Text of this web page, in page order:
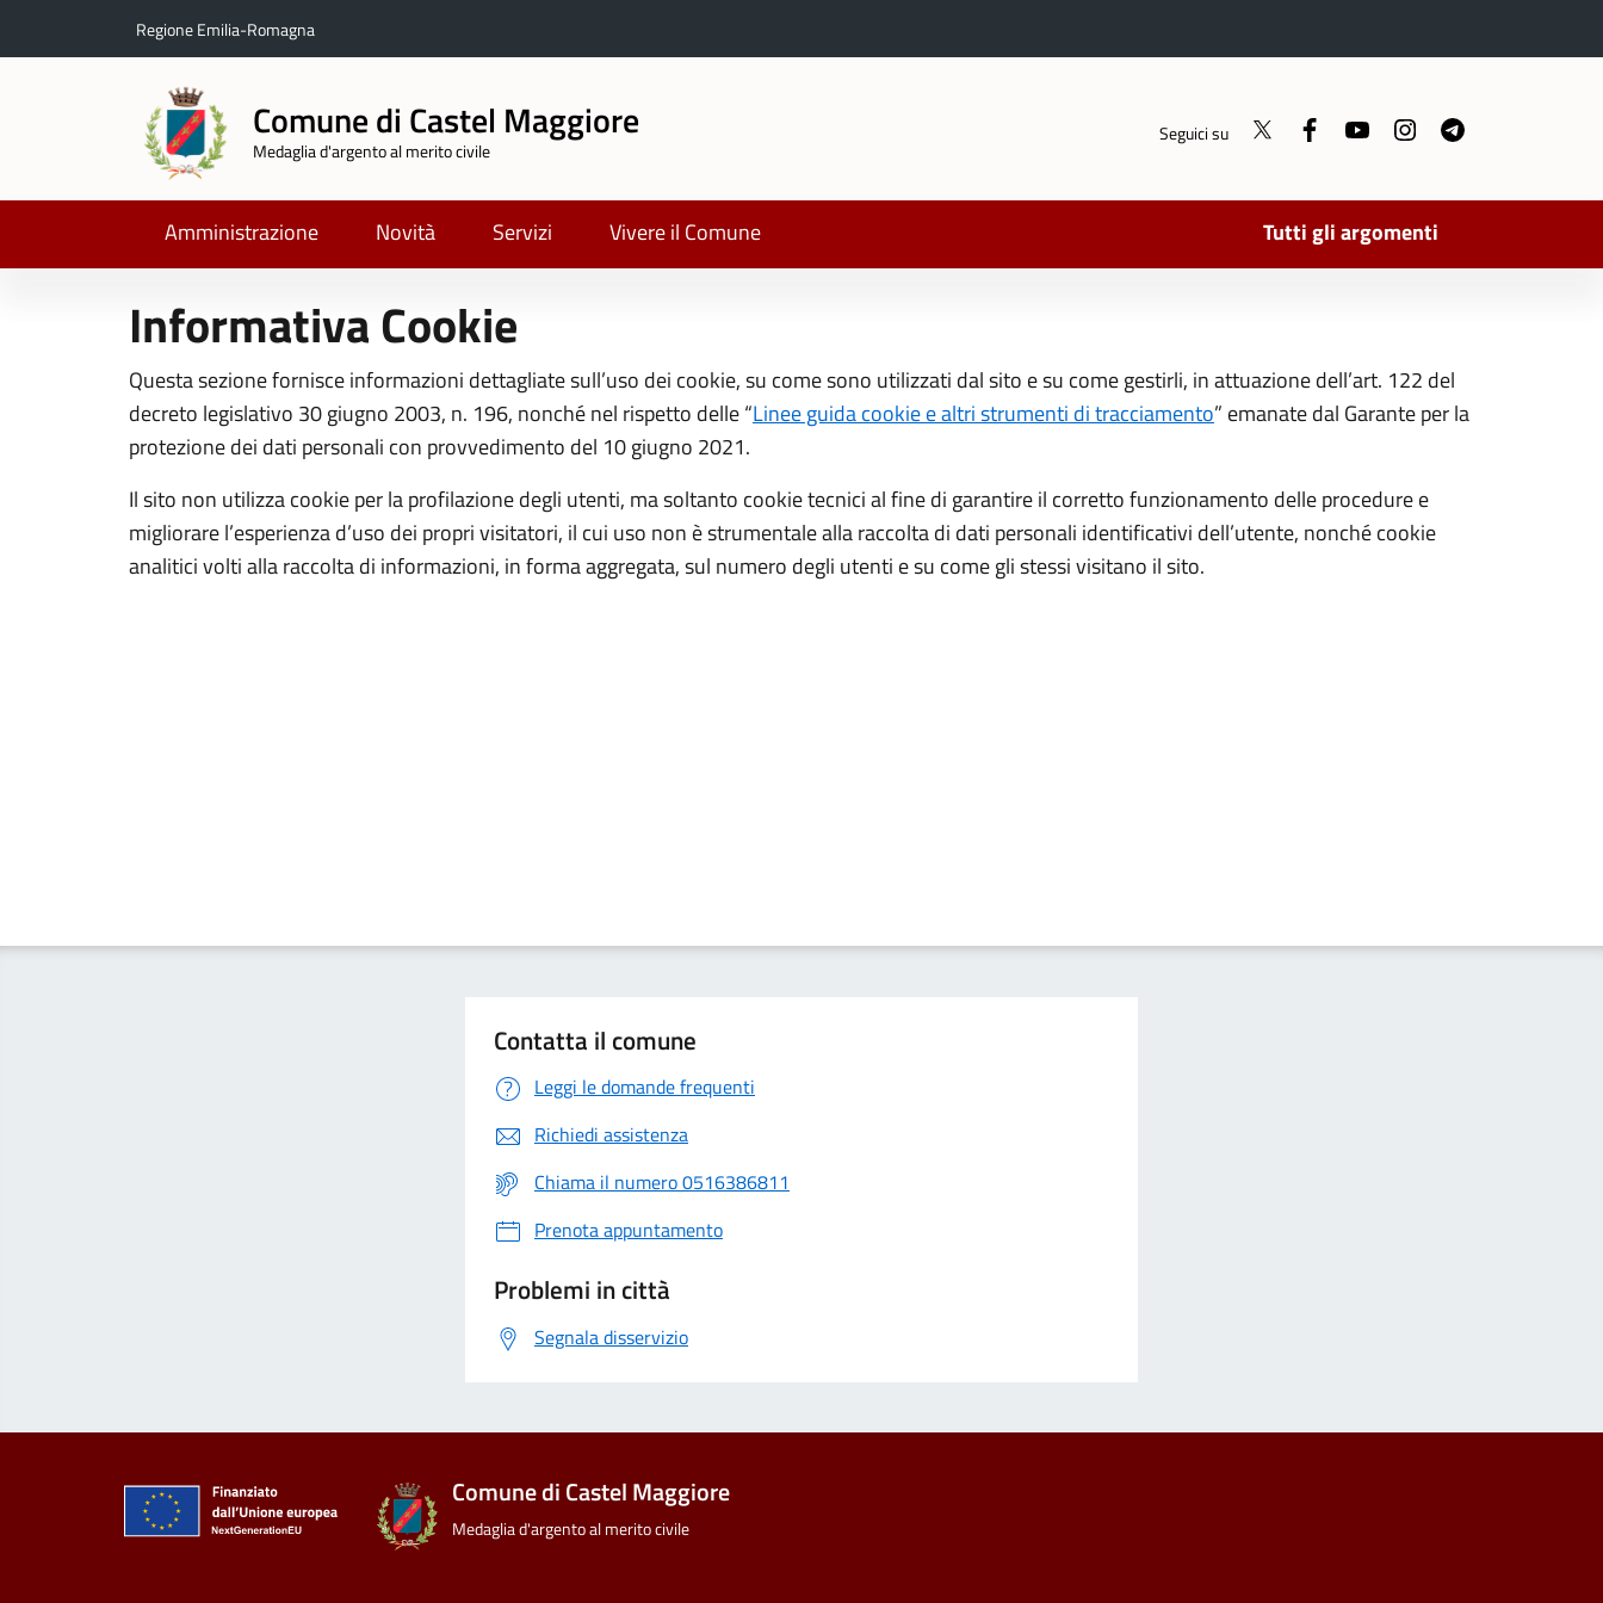
Regione Emilia-Romagna
Comune di Castel Maggiore
Medaglia d'argento al merito civile
Seguici su Twitter FacebookYouTubeInstagram
Amministrazione Novità Servizi Vivere il Comune Tutti gli argomenti
Informativa Cookie
Questa sezione fornisce informazioni dettagliate sull’uso dei cookie, su come sono utilizzati dal sito e su come gestirli, in attuazione dell’art. 122 del
decreto legislativo 30 giugno 2003, n. 196, nonché nel rispetto delle “Linee guida cookie e altri strumenti di tracciamento” emanate dal Garante per la
protezione dei dati personali con provvedimento del 10 giugno 2021.
Il sito non utilizza cookie per la profilazione degli utenti, ma soltanto cookie tecnici al fine di garantire il corretto funzionamento delle procedure e
migliorare l’esperienza d’uso dei propri visitatori, il cui uso non è strumentale alla raccolta di dati personali identificativi dell’utente, nonché cookie
analitici volti alla raccolta di informazioni, in forma aggregata, sul numero degli utenti e su come gli stessi visitano il sito.
Contatta il comune
Leggi le domande frequenti
Richiedi assistenza
Chiama il numero 0516386811
Prenota appuntamento
Problemi in città
Segnala disservizio
Comune di Castel Maggiore
Medaglia d'argento al merito civile